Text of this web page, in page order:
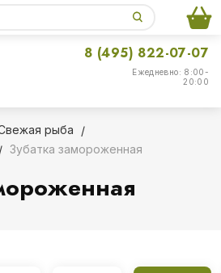
Ежедневно: 8:00-
20:00
8 (495) 822-07-07
рыба
Зубатка замороженная